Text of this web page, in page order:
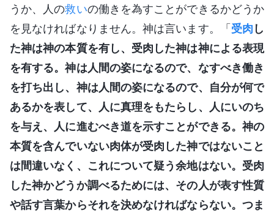
うか、人の救いの働きを為すことができるかどうか
を見なければなりません。神は言います。「受肉 し
た神は神の本質を有し、受肉した神は神による表現
を有する。神は人間の姿になるので、なすべき働き
を打ち出し、神は人間の姿になるので、自分が何で
あるかを表して、人に真理をもたらし、人にいのち
を与え、人に進むべき道を示すことができる。神の
本質を含んでいない肉体が受肉した神ではないこと
は間違いなく、これについて疑う余地はない。受肉
した神かどうか調べるためには、その人が表す性質
や話す言葉からそれを決めなければならない。つま